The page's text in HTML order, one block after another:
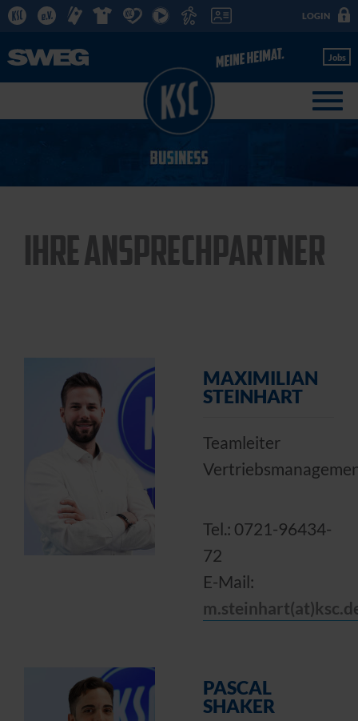
LOGIN
Jobs
IHRE ANSPRECHPARTNER
MAXIMILIAN
STEINHART
Teamleiter
Tel.: 0721-96434-
72
E-Mail:
PASCAL
SHAKER